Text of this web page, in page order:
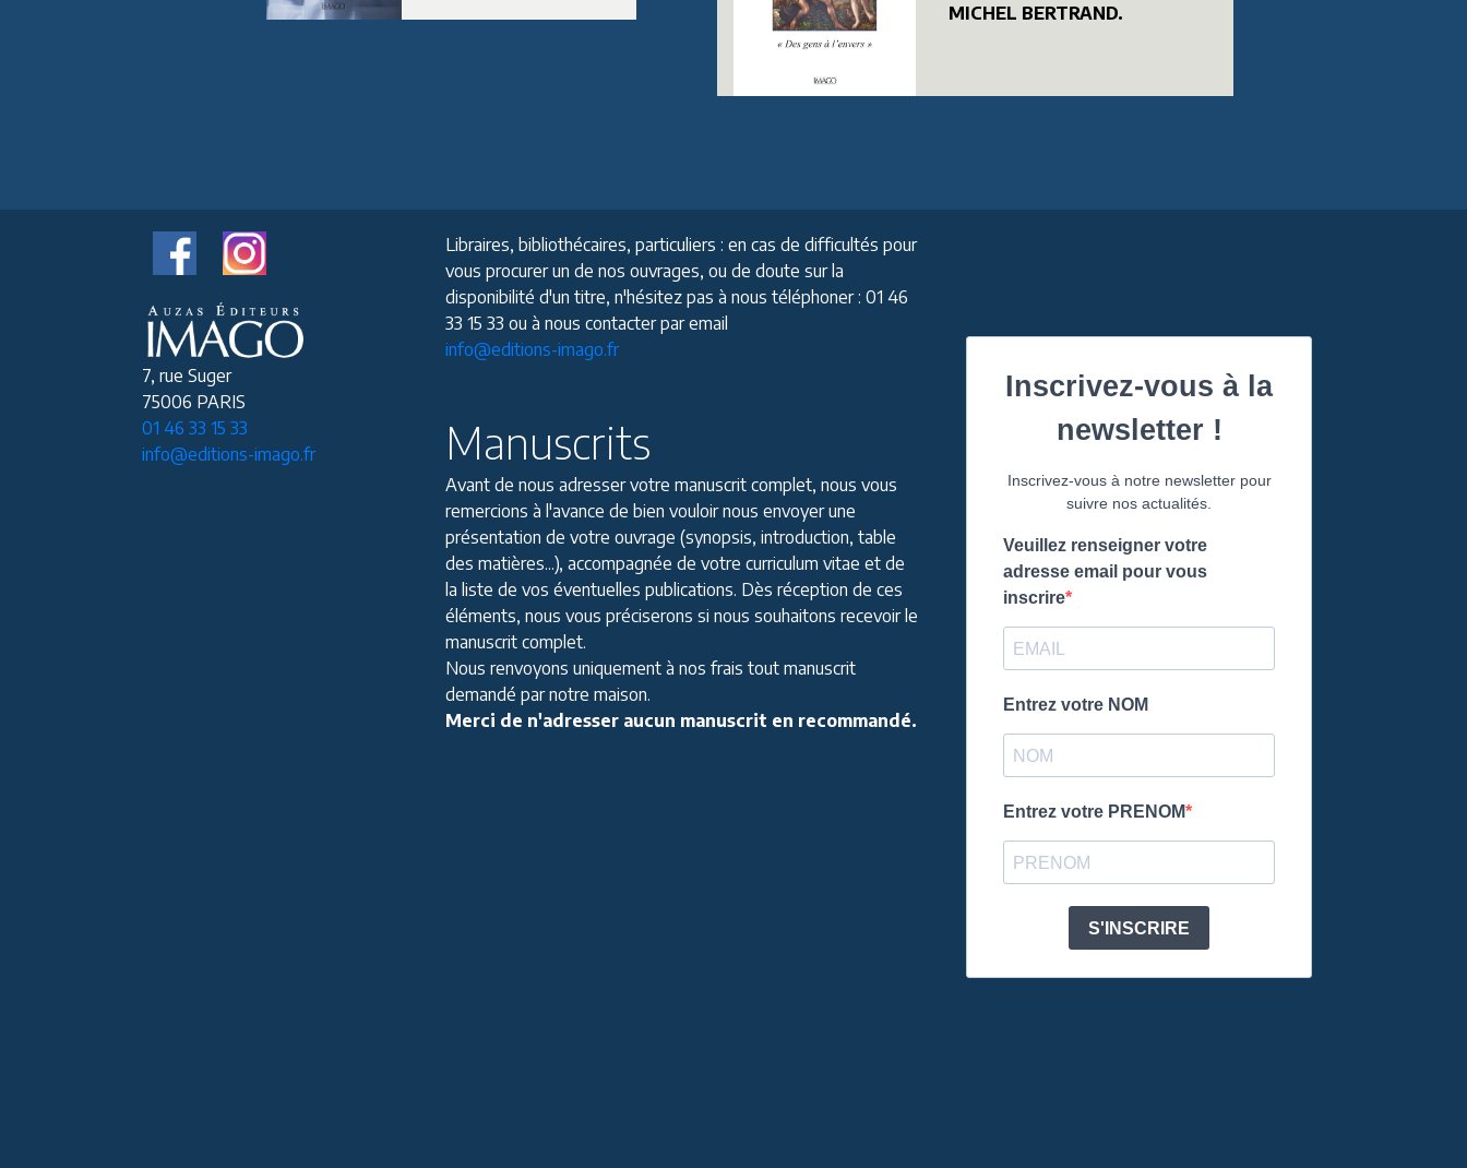
MICHEL BERTRAND.
7, rue Suger
75006 PARIS
01 46 33 15 33
info@editions-imago.fr
Libraires, bibliothécaires, particuliers : en cas de difficultés pour
vous procurer un de nos ouvrages, ou de doute sur la
disponibilité d'un titre, n'hésitez pas à nous téléphoner : 01 46
33 15 33 ou à nous contacter par email
info@editions-imago.fr
Manuscrits
Avant de nous adresser votre manuscrit complet, nous vous
remercions à l'avance de bien vouloir nous envoyer une
présentation de votre ouvrage (synopsis, introduction, table
des matières...), accompagnée de votre curriculum vitae et de
la liste de vos éventuelles publications. Dès réception de ces
éléments, nous vous préciserons si nous souhaitons recevoir le
manuscrit complet.
Nous renvoyons uniquement à nos frais tout manuscrit
demandé par notre maison.
Merci de n'adresser aucun manuscrit en recommandé.
Inscrivez-vous à la
newsletter !
Inscrivez-vous à notre newsletter pour
suivre nos actualités.
Veuillez renseigner votre
adresse email pour vous
inscrire
Entrez votre NOM
Entrez votre PRENOM
S'INSCRIRE